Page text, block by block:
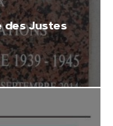
des Justes